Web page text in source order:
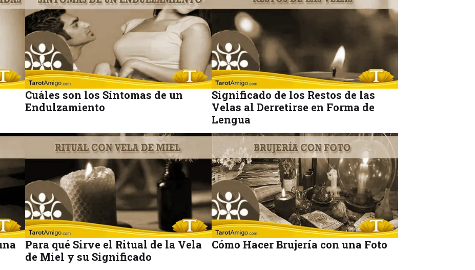
Cuáles son los Síntomas de un
Endulzamiento
Significado de los Restos de las
Velas al Derretirse en Forma de
Lengua
Para qué Sirve el Ritual de la Vela
de Miel y su Significado
Cómo Hacer Brujería con una Foto